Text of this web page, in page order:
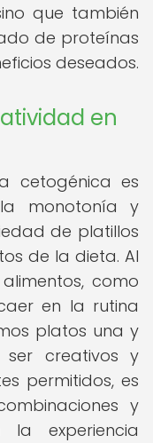
que también
de proteínas
deseados.
en
cetogénica es
monotonía y
de platillos
de la dieta. Al
como
en la rutina
platos una y
creativos y
permitidos, es
y
la experiencia